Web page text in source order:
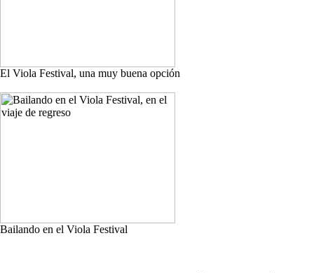
El Viola Festival, una muy buena opción
Bailando en el Viola Festival